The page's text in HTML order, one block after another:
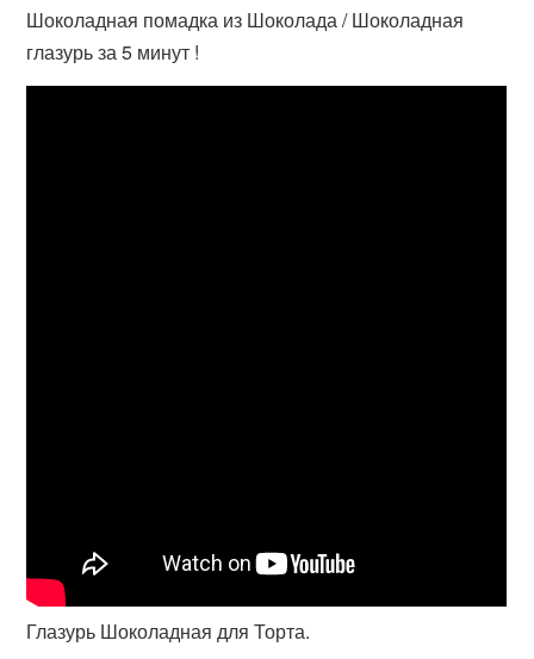
Шоколадная помадка из Шоколада / Шоколадная
глазурь за 5 минут !
Глазурь Шоколадная для Торта.